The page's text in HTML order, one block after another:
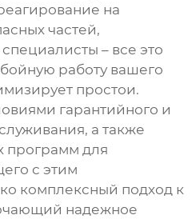
на
частей,
– все это
работу вашего
простои.
гарантийного и
а также
программ для
с этим
комплексный подход к
надежное